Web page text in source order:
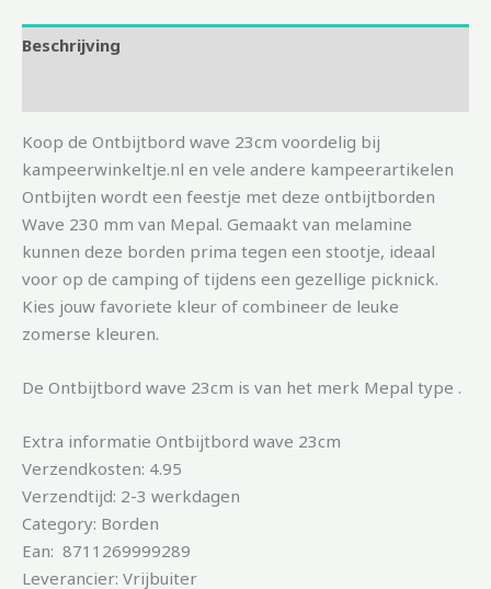
Beschrijving
Koop de Ontbijtbord wave 23cm voordelig bij
kampeerwinkeltje.nl en vele andere kampeerartikelen
Ontbijten wordt een feestje met deze ontbijtborden
Wave 230 mm van Mepal. Gemaakt van melamine
kunnen deze borden prima tegen een stootje, ideaal
voor op de camping of tijdens een gezellige picknick.
Kies jouw favoriete kleur of combineer de leuke
zomerse kleuren.
De Ontbijtbord wave 23cm is van het merk Mepal type .
Extra informatie Ontbijtbord wave 23cm
Verzendkosten: 4.95
Verzendtijd: 2-3 werkdagen
Category: Borden
Ean: 8711269999289
Leverancier: Vrijbuiter